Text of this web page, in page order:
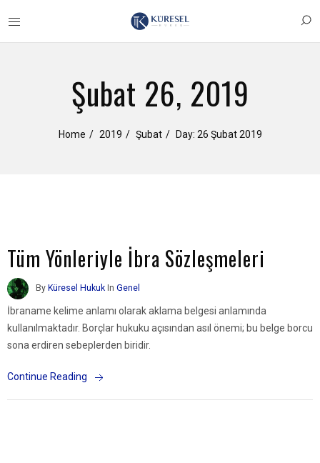
Şubat 26, 2019
Home 2019 Şubat Day: 26 Şubat 2019
Tüm Yönleriyle İbra Sözleşmeleri
By Küresel Hukuk In Genel
İbraname kelime anlamı olarak aklama belgesi anlamında
kullanılmaktadır. Borçlar hukuku açısından asıl önemi; bu belge borcu
sona erdiren sebeplerden biridir.
Continue Reading